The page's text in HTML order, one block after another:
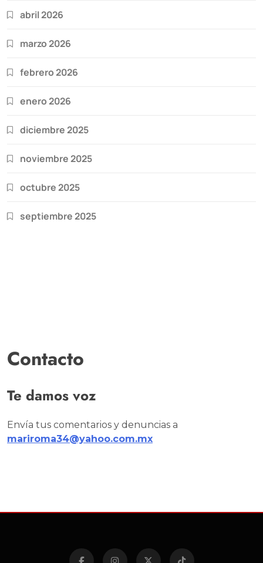
abril 2026
marzo 2026
febrero 2026
enero 2026
diciembre 2025
noviembre 2025
octubre 2025
septiembre 2025
Contacto
Te damos voz
Envía tus comentarios y denuncias a
mariroma34@yahoo.com.mx